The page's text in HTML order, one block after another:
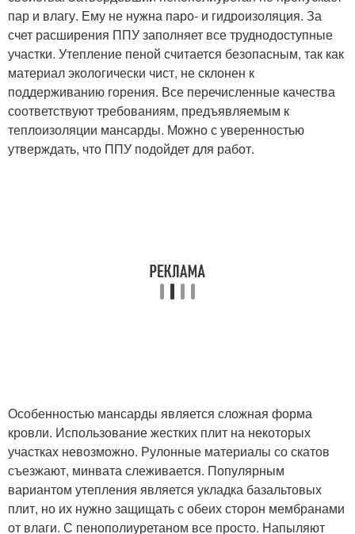
пар и влагу. Ему не нужна паро- и гидроизоляция. За
счет расширения ППУ заполняет все труднодоступные
участки. Утепление пеной считается безопасным, так как
материал экологически чист, не склонен к
поддерживанию горения. Все перечисленные качества
соответствуют требованиям, предъявляемым к
теплоизоляции мансарды. Можно с уверенностью
утверждать, что ППУ подойдет для работ.
Особенностью мансарды является сложная форма
кровли. Использование жестких плит на некоторых
участках невозможно. Рулонные материалы со скатов
съезжают, минвата слеживается. Популярным
вариантом утепления является укладка базальтовых
плит, но их нужно защищать с обеих сторон мембранами
от влаги. С пенополиуретаном все просто. Напыляют